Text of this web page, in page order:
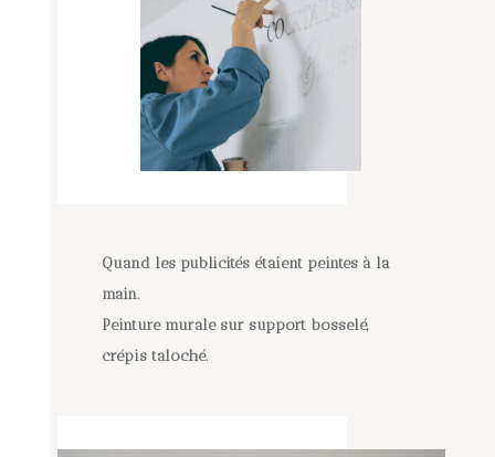
Quand les publicités étaient peintes à la
main.
Peinture murale sur support bosselé,
crépis taloché.